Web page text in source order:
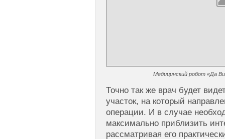
Медицинский робот «Да
Точно так же врач будет
участок, на который
операции. И в случае
максимально приблизить
рассматривая его